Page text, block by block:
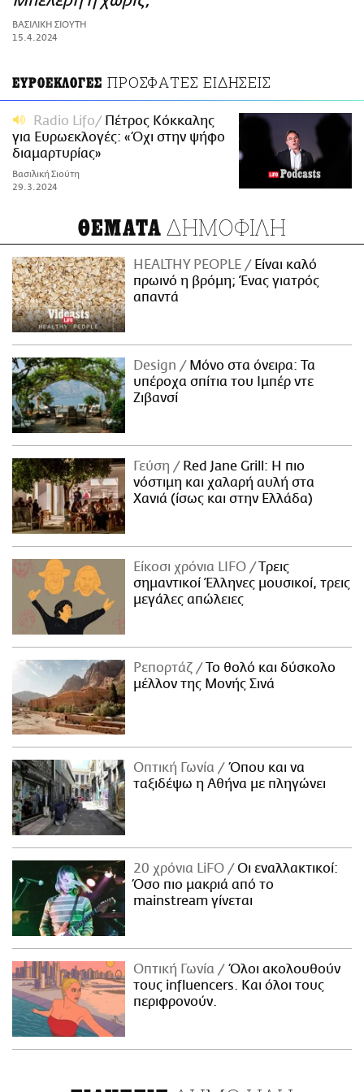
ΑΜΠΑ
PRINT
ΒΑΣΙΛΙΚΗ ΣΙΟΥΤΗ
15.4.2024
ΕΥΡΟΕΚΛΟΓΕΣ ΠΡΟΣΦΑΤΕΣ ΕΙΔΗΣΕΙΣ
Radio Lifo
Πέτρος Κόκκαλης
για Ευρωεκλογές: «Όχι στην ψήφο
διαμαρτυρίας»
Βασιλική Σιούτη
29.3.2024
ΘΕΜΑΤΑ ΔΗΜΟΦΙΛΗ
HEALTHY PEOPLE
Είναι καλό
πρωινό η βρόμη; Ένας γιατρός
απαντά
Design
Μόνο στα όνειρα: Τα
υπέροχα σπίτια του Ιμπέρ ντε
Ζιβανσί
Γεύση
Red Jane Grill: Η πιο
νόστιμη και χαλαρή αυλή στα
Χανιά (ίσως και στην Ελλάδα)
Είκοσι χρόνια LIFO
Tρεις
σημαντικοί Έλληνες μουσικοί, τρεις
μεγάλες απώλειες
Ρεπορτάζ
Το θολό και δύσκολο
μέλλον της Μονής Σινά
Οπτική Γωνία
Όπου και να
ταξιδέψω η Αθήνα με πληγώνει
20 χρόνια LiFO
Οι εναλλακτικοί:
Όσο πιο μακριά από το
mainstream γίνεται
Οπτική Γωνία
Όλοι ακολουθούν
τους influencers. Και όλοι τους
περιφρονούν.